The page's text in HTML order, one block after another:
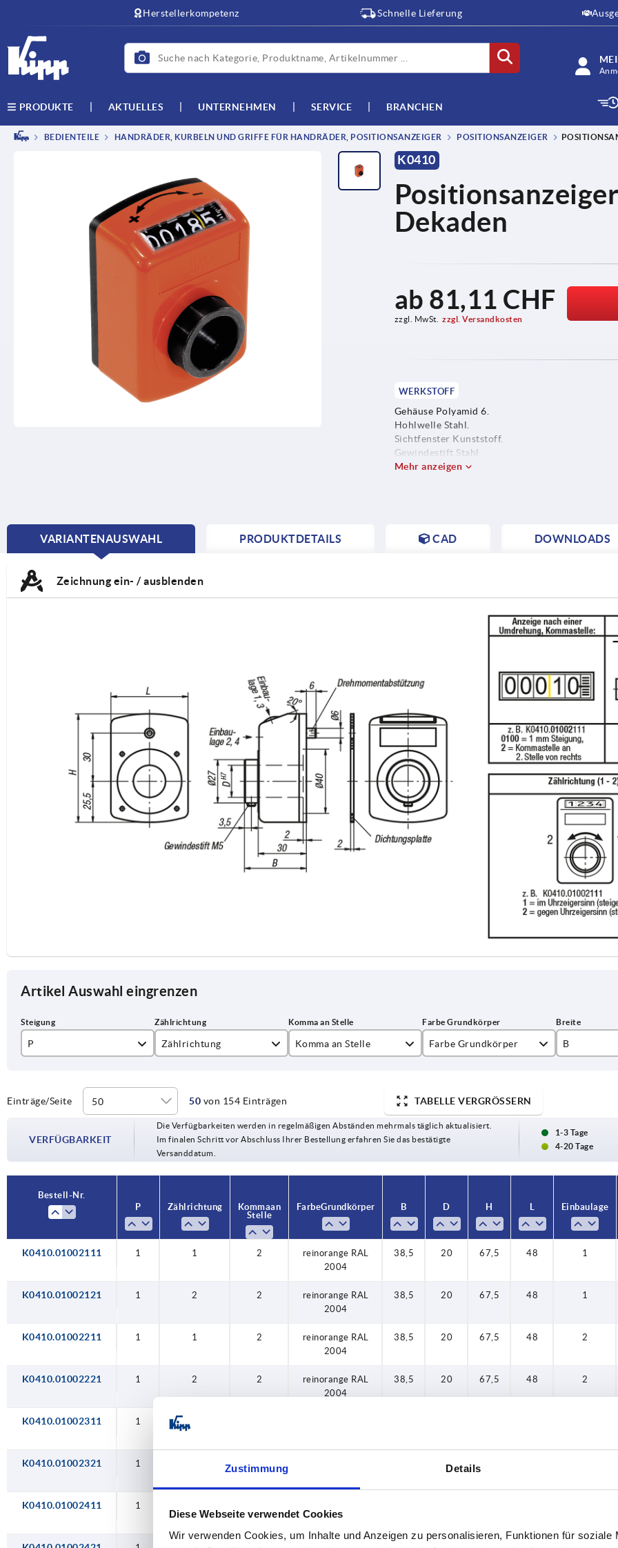
Zustimmung Details
Diese Webseite verwendet Cookies
Wir verwenden Cookies, um Inhalte und Anzeigen zu personalisieren, Funktionen für soziale
Herstellerkompetenz Schnelle Lieferung
PRODUKTE AKTUELLES UNTERNEHMEN SERVICE BRANCHEN
BEDIENTEILE HANDRÄDER, KURBELN UND GRIFFE FÜR HANDRÄDER, POSITIONSANZEIGER POSITIONSANZEIGER
K0410
Dekaden
ab 81,11 CHF
zzgl. MwSt. zzgl. Versandkosten
WERKSTOFF
Gehäuse Polyamid 6.
Hohlwelle Stahl.
Sichtfenster Kunststoff.
Gewindestift Stahl.
Mehr anzeigen
VARIANTENAUSWAHL
CURRENT
PRODUKTDETAILS CAD DOWNLOADS
Zeichnung ein- / ausblenden
Artikel Auswahl eingrenzen
P
1,5
5
10
Zählrichtung
2
Komma an Stelle Farbe Grundkörper
schwarz
B
Einträge/Seite 50 von 154 Einträgen TABELLE VERGRÖSSERN
VERFÜGBARKEIT
Die Verfügbarkeiten werden in regelmäßigen Abständen mehrmals täglich aktualisiert.
Im finalen Schritt vor Abschluss Ihrer Bestellung erfahren Sie das bestätigte
Versanddatum.
1-3 Tage
4-20 Tage
Bestell-Nr.
P
Zählrichtung
Komma an
Stelle
Farbe Grundkörper B D H L Einbaulage
K0410.01002111 1 1 2
reinorange RAL
2004
38,5 20 67,5 48 1
K0410.01002121 1 2 2
reinorange RAL
2004
38,5 20 67,5 48 1
K0410.01002211 1 1 2
reinorange RAL
2004
38,5 20 67,5 48 2
K0410.01002221 1 2 2
reinorange RAL
2004
38,5 20 67,5 48 2
K0410.01002311 1
K0410.01002321 1 20
K0410.01002411 1
2004